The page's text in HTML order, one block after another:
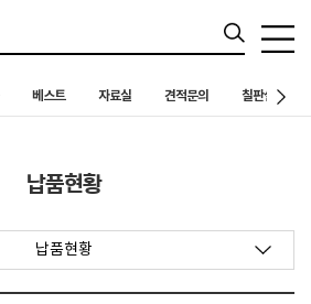
베스트 자료실 견적문의 칠판설치 사례
납품현황
납품현황